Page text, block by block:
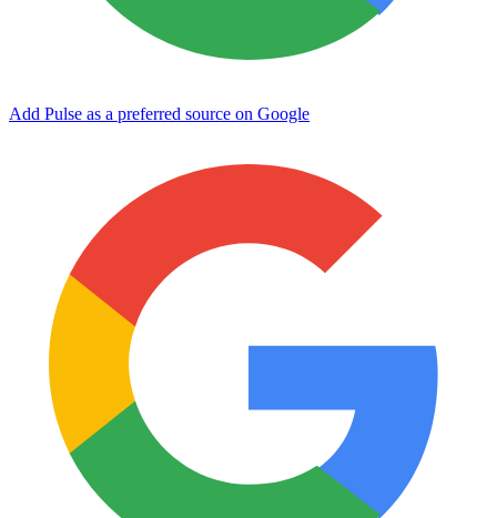
Add Pulse as a preferred source on Google